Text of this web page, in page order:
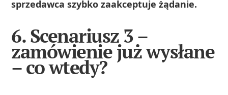
sprzedawca szybko zaakceptuje żądanie.
6. Scenariusz 3 –
zamówienie już wysłane
– co wtedy?